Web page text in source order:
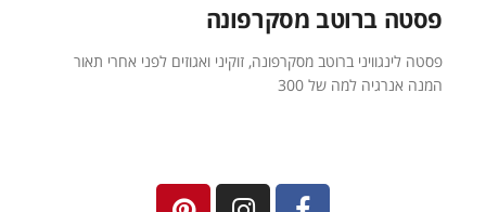
פסטה ברוטב מסקרפונה
פסטה לינגוויני ברוטב מסקרפונה, זוקיני ואגוזים לפני אחרי תאור
המנה אנרגיה למה של 300